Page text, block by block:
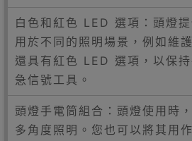
白色和紅色 LED 選項：頭燈
用於不同的照明場景，例如維
還具有紅色 LED 選項，以保
急信號工具。
頭燈手電筒組合：頭燈使用時
多角度照明。您也可以將其用